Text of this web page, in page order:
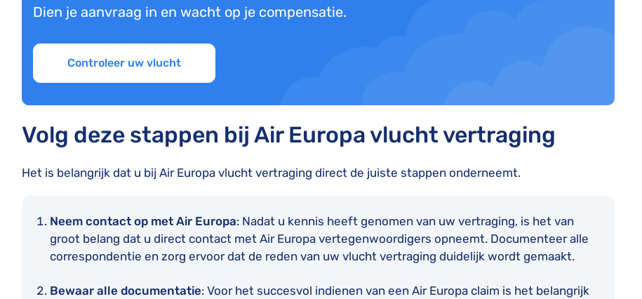
Dien je aanvraag in en wacht op je compensatie.
Controleer uw vlucht
Volg deze stappen bij Air Europa vlucht vertraging
Het is belangrijk dat u bij Air Europa vlucht vertraging direct de juiste stappen onderneemt.
Neem contact op met Air Europa: Nadat u kennis heeft genomen van uw vertraging, is het van
groot belang dat u direct contact met Air Europa vertegenwoordigers opneemt. Documenteer alle
correspondentie en zorg ervoor dat de reden van uw vlucht vertraging duidelijk wordt gemaakt.
Bewaar alle documentatie: Voor het succesvol indienen van een Air Europa claim is het belangrijk